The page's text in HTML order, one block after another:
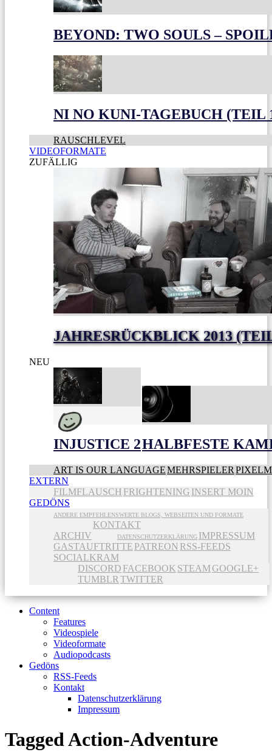
BEYOND: TWO SOULS –
NI NO KUNI-TAGEBUCH (TEIL
RAUSCHLEVEL
VIDEOFORMATE
ZUFÄLLIG
JAHRESRÜCKBLICK 2013
NEU
INJUSTICE 2HALBFESTE
ART IS OUR LANGUAGEMEHRSPIELER
EXTERN
FILMFLAUSCH FRIGHTENING INSERT MOIN
GEDÖNS
ANDERE EMPFEHLENSWERTE BLOGS, WEBSEITEN UND FORMATE
ARCHIV
KONTAKT
DATENSCHUTZERKLÄRUNG IMPRESSUM
GASTAUFTRITTE PATREON RSS-FEEDS
SOCIALKRAM
DISCORD FACEBOOK STEAMGOOGLE+
TUMBLR TWITTER
Content
Features
Videospiele
Videoformate
Audiopodcasts
Gedöns
RSS-Feeds
Kontakt
Datenschutzerklärung
Impressum
TaggedAction-Adventure